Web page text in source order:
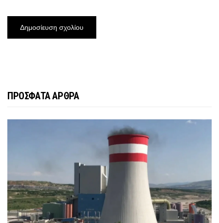
ΠΡΟΣΦΑΤΑ ΑΡΘΡΑ